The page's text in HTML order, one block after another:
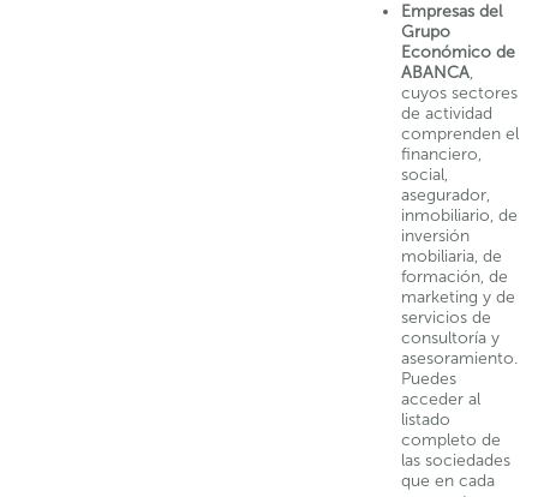
Empresas del
Grupo
Económico de
ABANCA,
cuyos sectores
de actividad
comprenden el
financiero,
social,
asegurador,
inmobiliario, de
inversión
mobiliaria, de
formación, de
marketing y de
servicios de
consultoría y
asesoramiento.
Puedes
acceder al
listado
completo de
las sociedades
que en cada